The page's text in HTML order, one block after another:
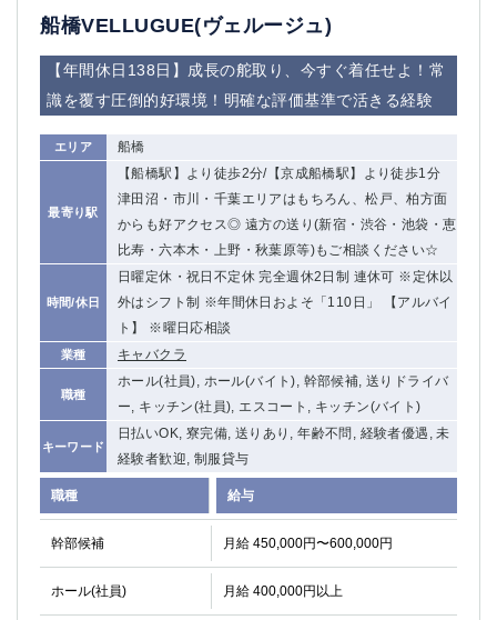
船橋VELLUGUE(ヴェルージュ)
【年間休日138日】成長の舵取り、今すぐ着任せよ！常
識を覆す圧倒的好環境！明確な評価基準で活きる経験
エリア 船橋
最寄り駅
【船橋駅】より徒歩2分/【京成船橋駅】より徒歩1分
津田沼・市川・千葉エリアはもちろん、松戸、柏方面
からも好アクセス◎ 遠方の送り(新宿・渋谷・池袋・恵
比寿・六本木・上野・秋葉原等)もご相談ください☆
時間/休日
日曜定休・祝日不定休 完全週休2日制 連休可 ※定休以
外はシフト制 ※年間休日およそ「110日」 【アルバイ
ト】 ※曜日応相談
業種 キャバクラ
職種
ホール(社員), ホール(バイト), 幹部候補, 送りドライバ
ー, キッチン(社員), エスコート, キッチン(バイト)
キーワード
日払いOK, 寮完備, 送りあり, 年齢不問, 経験者優遇, 未
経験者歓迎, 制服貸与
職種 給与
幹部候補 月給 450,000円〜600,000円
ホール(社員) 月給 400,000円以上